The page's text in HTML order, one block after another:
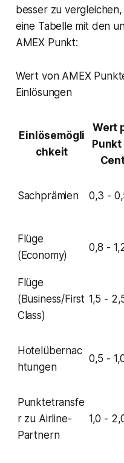
besser zu
eine Tabelle mit den
AMEX Punkt:
Wert von AMEX
Einlösungen
Einlösemögli
chkeit
Wert
Punkt
Sachprämien 0,3 -
Flüge
(Economy)
0,8 -
Flüge
(Business/First
Class)
1,5 -
Hotelübernac
htungen
0,5 -
Punktetransfe
r zu Airline-
Partnern
1,0 -